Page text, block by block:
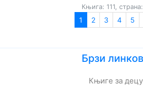
Књига: 111, страна:
1 2 3 4 5
Брзи
Књиге за децу